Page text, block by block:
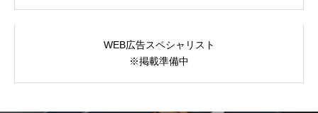
資料ダウンロード｜サービス資料提供
WEB広告スペシャリスト
※掲載準備中